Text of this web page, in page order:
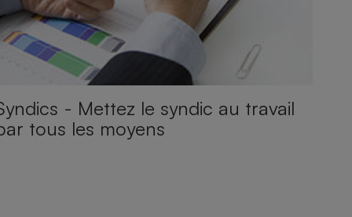
- Mettez le syndic au travail
tous les moyens